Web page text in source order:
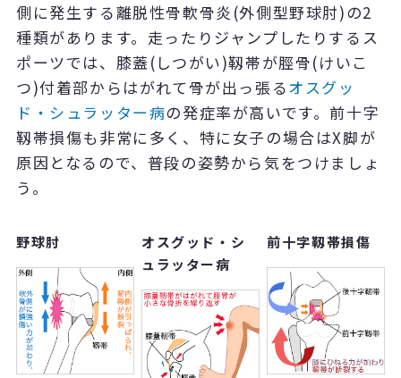
側に発生する離脱性骨軟骨炎(外側型野球肘)の2
種類があります。走ったりジャンプしたりするス
ポーツでは、膝蓋(しつがい)靱帯が脛骨(けいこ
つ)付着部からはがれて骨が出っ張るオスグッ
ド・シュラッター病の発症率が高いです。前十字
靱帯損傷も非常に多く、特に女子の場合はX脚が
原因となるので、普段の姿勢から気をつけましょ
う。
野球肘
オスグッド・シ
ュラッター病
前十字靱帯損傷